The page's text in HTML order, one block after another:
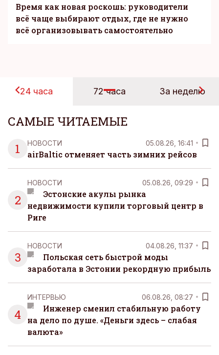
Время как новая роскошь: руководители
всё чаще выбирают отдых, где не нужно
всё организовывать самостоятельно
24 часа 72 часа За неделю
САМЫЕ ЧИТАЕМЫЕ
1
НОВОСТИ 05.08.26, 16:41
airBaltic отменяет часть зимних рейсов
2
НОВОСТИ 05.08.26, 09:29
Эстонские акулы рынка
недвижимости купили торговый центр в
Риге
3
НОВОСТИ 04.08.26, 11:37
Польская сеть быстрой моды
заработала в Эстонии рекордную прибыль
4
ИНТЕРВЬЮ 06.08.26, 08:27
Инженер сменил стабильную работу
на дело по душе. «Деньги здесь – слабая
валюта»